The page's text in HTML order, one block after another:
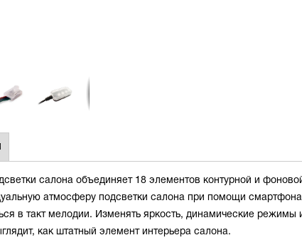
салона объединяет 18 элементов контурной и
атмосферу подсветки салона при помощи
в такт мелодии. Изменять яркость, динамические
как штатный элемент интерьера салона.